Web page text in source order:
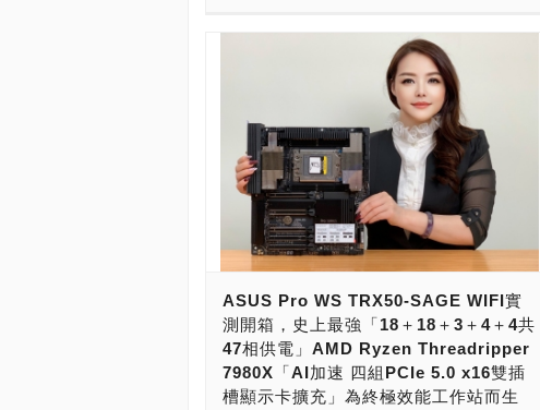
用「8＋3＋1＋1共13相供電」設計，8記憶體
通道1DPC/2DPC，6條PCIe Gen5 x16，4組
PCIe Gen5 x4 M.2 SSD，記憶體可超頻
DDR5-6000八記憶體通道運行，網路有1組
1GbE與1組10GbE。 兩者的主要差異，在於
記憶體插槽的數量、PCIe 5.0插槽數量與
PCIe 5.0 x4 NVMe M.2 SSD插槽的數量。
可以說，X13SRA-TF適合基本需求的應用，
X13SWA-TF才是完整的版本。 這張主機板的
功能非常強大，支援的處理器包括Intel Xeon
W-2400與W-3400系列處理器，而且支援處理
器與記憶體的超頻。 記憶體的部份，依照安裝
處理器有記憶體通道、容量與速度的限制，
Xeon W-2400只支援四記憶體通道，標準在
1DPC模式下，支援DDR5-4800 R-DIMM，
SE。 兩張主機板的差別，CPU的部份，都對
應的是Socket sTR5/SP6腳位處理器，支援
了Ryzen Threadripper 7000系列，包括了
7960X、7970X與7980X處理器（4記憶體通
道），也能對應Ryzen Threadripper Pro
7000系列，包括了7965WX、7975WX、
7985WX與7995WX處理器（8記憶體通道，
TRX50只能驅動4記憶體通道）。 本次要介紹
給大家的，則是採用WRX90晶片組的Pro WS
WRX90E-SAGE SE。 華碩 Pro WS
生。因此，在設計之初，就針對了頂規處理器
做規劃，要發揮64核心128執行緒AMD Ryzen
Threadripper 7980X，與96核心192執行緒
AMD Ryzen Threadripper PRO 7995WX處
理器的極致性能。 最直接的，就是要針對空冷
RDIMM」準沒錯！ ----------------- --------------
--- 現在，玩家、發燒友或專業用戶要打造AI
PC，用在Generative AI（生成式人工智
慧），加速AI人工智慧的Training（訓練）與
Inference（推論）的話，超高速大容量記憶體
絕對少不了！ 若要運行Generative AI（生成
式人工智慧）的Training（訓練）與
Inference（推論），必須藉助Intel與AMD的
新一代工作站、伺服器的幫忙，需要強大的處
理器運算平台，才有足夠的PCIe 5.0 x16通道
擴充槽，可以擴充更多張的顯示卡、加速卡來
進行加速。這時候，就會需要Intel W790平台
與AMD TRX50、WRX 90平台，藉由強大的
記憶體支援，得到DDR5 OC R-DIMM四記憶
體通道，與DDR5 OC R-DIMM八記憶體通道
強！CPU是最重要的，本身要有一定的戰鬥
力！首先，要搭配工作站、伺服器等級處理
器，核心數量要多，戰鬥力才夠強！CPU要能
支援到512GB以上記憶體，最好能支援上
1TB、2TB！為了要能跑AI，CPU要能支援四
組PCIe 5.0 x16匯流排，要能驅動四張雙插槽
2-SLot顯示卡！預算足夠的話，可以安裝四張
NVIDIA GeForce RTX 4070 Ti 16G或4070
Ti Super 16G（顯示記憶體就能擴充到
64GB），也可以挑選四張AMD Radeon PRO
W7900 32G/48G（顯示記憶體就能擴充到
128、192GB）。當然，專業用戶也可以選擇
更強大的四張NVIDIA A100 80G或NVIDIA
H100 80G（顯示記憶體就能擴充到
320GB），再搭配1600～2500W電源供應
器。 要打造AI工作站的話，Intel的AI加速解
ASUS Pro WS TRX50-SAGE WIFI實
測開箱，史上最強「18＋18＋3＋4＋4共
47相供電」AMD Ryzen Threadripper
7980X「AI加速 四組PCIe 5.0 x16雙插
槽顯示卡擴充」為終極效能工作站而生